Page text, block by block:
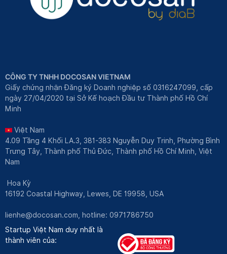
CÔNG TY TNHH DOCOSAN VIETNAM
Giấy chứng nhận Đăng ký Doanh nghiệp số 0316247099, cấp
ngày 27/04/2020 tại Sở Kế hoạch Đầu tư Thành phố Hồ Chí
Minh
Việt Nam
4.09 Tầng 4 Khối LA.3, 381-383 Nguyễn Duy Trinh, Phường Bình
Trưng Tây, Thành phố Thủ Đức, Thành phố Hồ Chí Minh, Việt
Nam
Hoa Kỳ
16192 Coastal Highway, Lewes, DE 19958, USA
lienhe@docosan.com, hotline: 0971786750
Startup Việt Nam duy nhất là
thành viên của: